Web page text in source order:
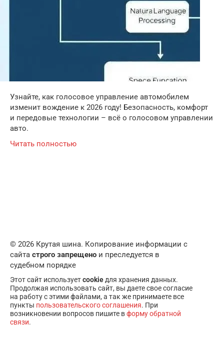
Узнайте, как голосовое управление автомобилем
изменит вождение к 2026 году! Безопасность, комфорт
и передовые технологии – всё о голосовом управлении
авто.
Читать полностью
© 2026 Крутая шина. Копирование информации с
сайта строго запрещено и преследуется в
судебном порядке
Этот сайт используетcookie для хранения данных.
Продолжая использовать сайт, вы даете свое согласие
на работу с этими файлами, а так же принимаете все
пункты пользовательского соглашения. При
возникновении вопросов пишите вформу обратной
связи.